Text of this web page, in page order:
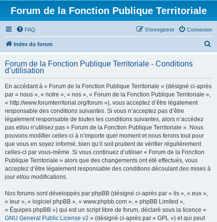
Forum de la Fonction Publique Territoriale
FAQ Connexion
S’enregistrer
Index du forum
h
Forum de la Fonction Publique Territoriale - Conditions
d’utilisation
En accédant à « Forum de la Fonction Publique Territoriale » (désigné ci-après
par « nous », « notre », « nos », « Forum de la Fonction Publique Territoriale »,
« http://www.forumterritorial.org/forum »), vous acceptez d’être légalement
responsable des conditions suivantes. Si vous n’acceptez pas d’être
légalement responsable de toutes les conditions suivantes, alors n’accédez
pas et/ou n’utilisez pas « Forum de la Fonction Publique Territoriale ». Nous
pouvons modifier celles-ci à n’importe quel moment et nous ferons tout pour
que vous en soyez informé, bien qu’il soit prudent de vérifier régulièrement
celles-ci par vous-même. Si vous continuez d’utiliser « Forum de la Fonction
Publique Territoriale » alors que des changements ont été effectués, vous
acceptez d’être légalement responsable des conditions découlant des mises à
jour et/ou modifications.
Nos forums sont développés par phpBB (désigné ci-après par « ils », « eux »,
« leur », « logiciel phpBB », « www.phpbb.com », « phpBB Limited »,
« Équipes phpBB ») qui est un script libre de forum, déclaré sous la licence «
GNU General Public License v2 » (désigné ci-après par « GPL ») et qui peut